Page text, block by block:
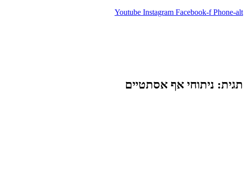
Youtube Instagram Facebook-f Phone-alt
תגית: ניתוחי אף אסתטיים